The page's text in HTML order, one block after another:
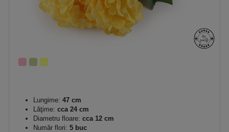
Lungime: 47 cm
Lăţime: cca 24 cm
Diametru floare: cca 12 cm
Număr flori: 5 buc